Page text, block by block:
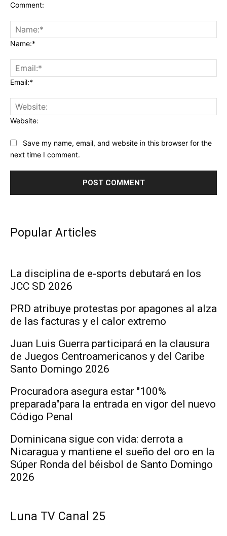
Comment:
Name:*
Email:*
Website:
Save my name, email, and website in this browser for the
next time I comment.
Popular Articles
La disciplina de e-sports debutará en los
JCC SD 2026
PRD atribuye protestas por apagones al alza
de las facturas y el calor extremo
Juan Luis Guerra participará en la clausura
de Juegos Centroamericanos y del Caribe
Santo Domingo 2026
Procuradora asegura estar "100%
preparada"para la entrada en vigor del nuevo
Código Penal
Dominicana sigue con vida: derrota a
Nicaragua y mantiene el sueño del oro en la
Súper Ronda del béisbol de Santo Domingo
2026
Luna TV Canal 25